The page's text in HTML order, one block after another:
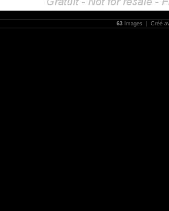
63 Images | Créé